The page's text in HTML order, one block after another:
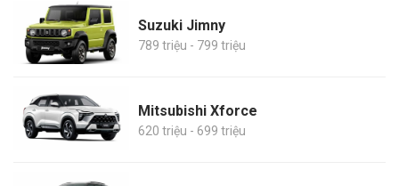
Suzuki Jimny
789 triệu - 799 triệu
Mitsubishi Xforce
620 triệu - 699 triệu